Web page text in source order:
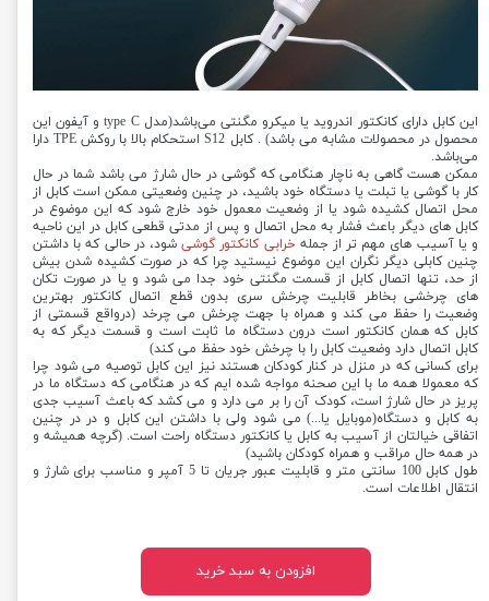
این کابل دارای کانکتور اندروید یا میکرو مگنتی می‌باشد(مدل type C و آیفون این
محصول در محصولات مشابه می باشد) . کابل S12 استحکام بالا با روکش TPE دارا
می‌باشد.
ممکن هست گاهی به ناچار هنگامی که گوشی در حال شارژ می باشد شما در حال
کار با گوشی یا تبلت یا دستگاه خود باشید، در چنین وضعیتی ممکن است کابل از
محل اتصال کشیده شود یا از وضعیت معمول خود خارج شود که این موضوع در
کابل های دیگر باعث فشار به محل اتصال و پس از مدتی قطعی کابل در این ناحیه
و یا آسیب های مهم تر از جمله خرابی کانکتور گوشیشود، در حالی که با داشتن
چنین کابلی دیگر نگران این موضوع نیستید چرا که در صورت کشیده شدن بیش
از حد، تنها اتصال کابل از قسمت مگنتی خود جدا می شود و یا در صورت تکان
های چرخشی بخاطر قابلیت چرخش سری بدون قطع اتصال کانکتور بهترین
وضعیت را حفظ می کند و همراه با جهت چرخش می چرخد (درواقع قسمتی از
کابل که همان کانکتور است درون دستگاه ما ثابت است و قسمت دیگر که به
کابل اتصال دارد وضعیت کابل را با چرخش خود حفظ می کند)
برای کسانی که در منزل در کنار کودکان هستند نیز این کابل توصیه می شود چرا
که معمولا همه ما با این صحنه مواجه شده ایم که در هنگامی که دستگاه ما در
پریز در حال شارژ است، کودک آن را بر می دارد و می کشد که باعث آسیب جدی
به کابل و دستگاه(موبایل یا...) می شود ولی با داشتن این کابل و در در چنین
اتفاقی خیالتان از آسیب به کابل یا کانکتور دستگاه راحت است. (گرچه همیشه و
در همه حال مراقب و همراه کودکان باشید)
طول کابل 100 سانتی متر و قابلیت عبور جریان تا 5 آمپر و مناسب برای شارژ و
انتقال اطلاعات است.
افزودن به سبد خرید